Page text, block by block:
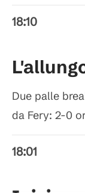
18:10
Due palle
da Fery: 2-0
18:01